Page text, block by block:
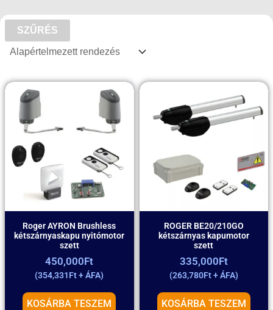
SZŰRÉS
Roger AYRON Brushless
kétszárnyaskapu nyitómotor
szett
450,000Ft
(354,331Ft+ ÁFA)
KOSÁRBA TESZEM
ROGER BE20/210GO
kétszárnyas kapumotor
szett
335,000Ft
(263,780Ft+ ÁFA)
KOSÁRBA TESZEM